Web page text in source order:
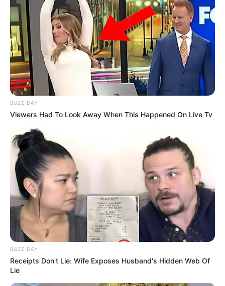
(foto: instagram/auroraribero)
4. Tampil glamor dengan dress bling-bling
BUZZ DAY
Viewers Had To Look Away When This Happened On Live Tv
BUZZ DAY
Receipts Don't Lie: Wife Exposes Husband's Hidden Web Of
Lie